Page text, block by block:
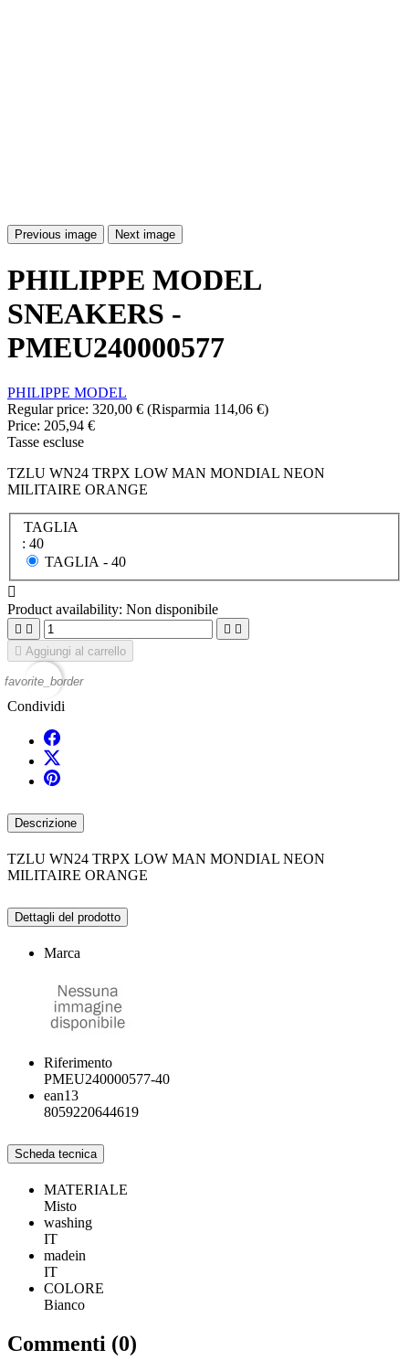
Previous image Next image
PHILIPPE MODEL
SNEAKERS -
PMEU240000577
PHILIPPE MODEL
Regular price: 320,00 € (Risparmia 114,06 €)
Price: 205,94 €
Tasse escluse
TZLU WN24 TRPX LOW MAN MONDIAL NEON
MILITAIRE ORANGE
TAGLIA
: 40
TAGLIA - 40

Product availability: Non disponibile
   
 Aggiungi al carrello
favorite_border
Condividi
Descrizione
TZLU WN24 TRPX LOW MAN MONDIAL NEON
MILITAIRE ORANGE
Dettagli del prodotto
Marca
Riferimento
PMEU240000577-40
ean13
8059220644619
Scheda tecnica
MATERIALE
Misto
washing
IT
madein
IT
COLORE
Bianco
Commenti (0)